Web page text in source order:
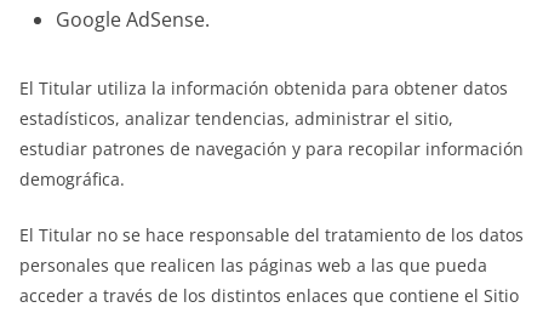
Google AdSense.
El Titular utiliza la información obtenida para obtener datos
estadísticos, analizar tendencias, administrar el sitio,
estudiar patrones de navegación y para recopilar información
demográfica.
El Titular no se hace responsable del tratamiento de los datos
personales que realicen las páginas web a las que pueda
acceder a través de los distintos enlaces que contiene el Sitio